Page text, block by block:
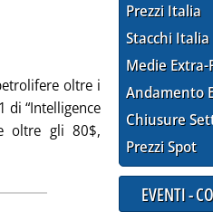
oltre i
di “Intelligence
oltre gli 80$,
profondo il greggio'
Prezzi Italia
Stacchi Italia
Medie Extra-
Andamento
Chiusure
Prezzi Spot
EVENTI -